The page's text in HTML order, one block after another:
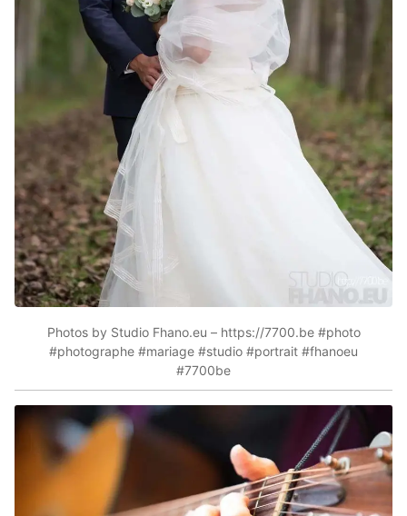
Photos by Studio Fhano.eu – https://7700.be #photo
#photographe #mariage #studio #portrait #fhanoeu
#7700be